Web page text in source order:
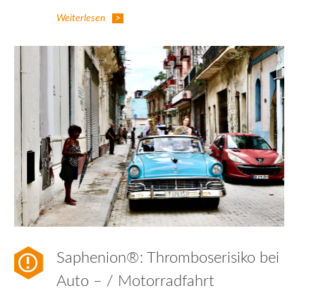
Weiterlesen
Saphenion®: Thromboserisiko bei
Auto – / Motorradfahrt